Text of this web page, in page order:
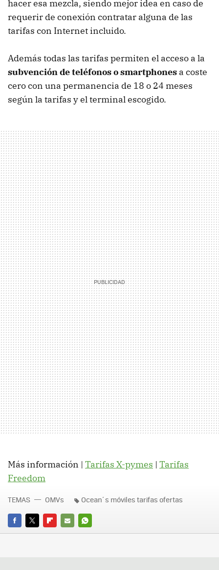
hacer esa mezcla, siendo mejor idea en caso de
requerir de conexión contratar alguna de las
tarifas con Internet incluido.
Además todas las tarifas permiten el acceso a la
subvención de teléfonos o smartphones a coste
cero con una permanencia de 18 o 24 meses
según la tarifas y el terminal escogido.
Más información | Tarifas X-pymes | Tarifas
Freedom
FACEBOOK
TWITTERFLIPBOARD
E-
WHATSAPP
TEMAS OMVs Ocean´s móviles tarifas ofertas